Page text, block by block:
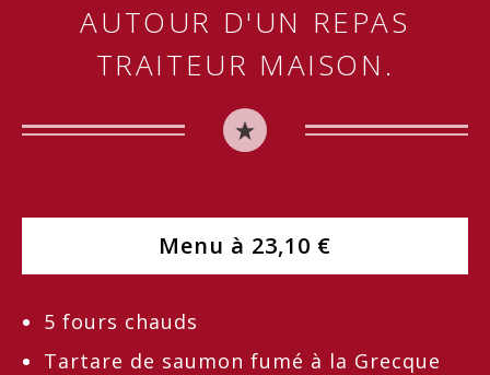
AUTOUR D'UN REPAS
TRAITEUR MAISON.
Menu à 23,10 €
5 fours chauds
Tartare de saumon fumé à la Grecque